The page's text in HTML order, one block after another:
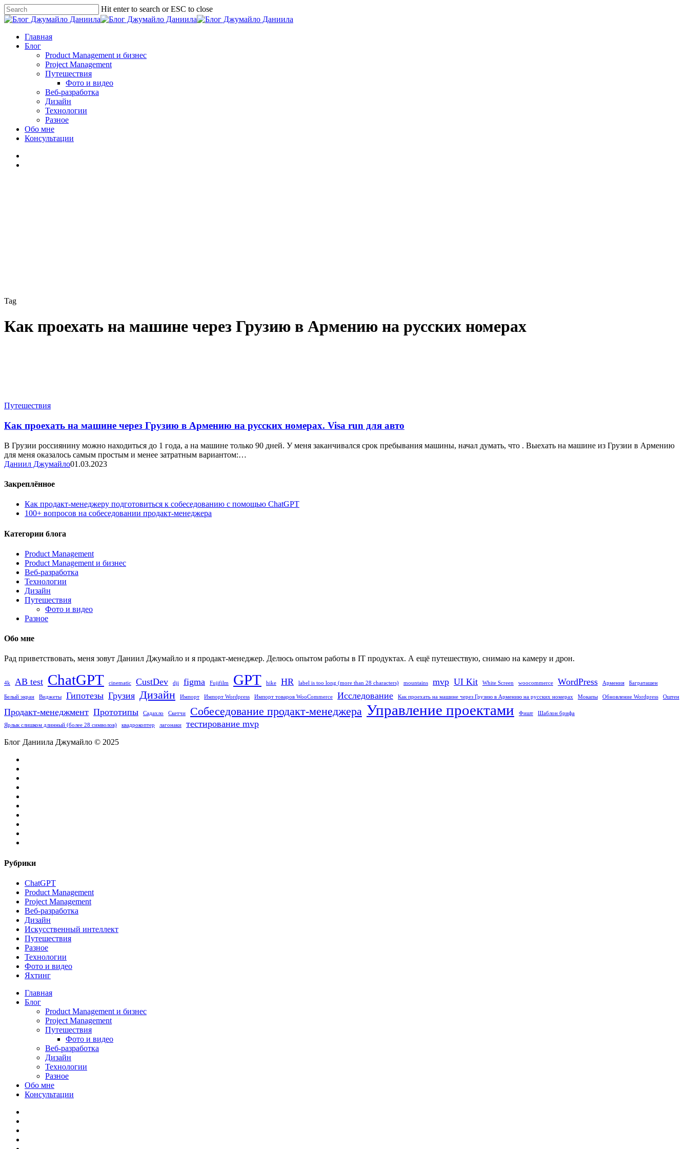
Skip
to
content
Hit enter to search or ESC to close
Close
search
Menu
Главная
Блог
Product Management и бизнес
Project Management
Путешествия
Фото и видео
Веб-разработка
Дизайн
Технологии
Разное
Обо мне
Консультации
Tag
Как проехать на машине через Грузию в Армению на русских номерах
Как
на
машине
через
Грузию
в
Армению
русских
Visa
авто
Путешествия
Как проехать на машине через Грузию в Армению на русских номерах. Visa run для авто
В Грузии россиянину можно находиться до 1 года, а на машине только 90 дней. У меня заканчивался срок пребывания машины, начал думать, что . Выехать на машине из Грузии в Армению
для меня оказалось самым простым и менее затратным вариантом:…
Даниил Джумайло01.03.2023
Закреплённое
Как продакт-менеджеру подготовиться к собеседованию с помощью ChatGPT
100+ вопросов на собеседовании продакт-менеджера
Категории блога
Product Management
Product Management и бизнес
Веб-разработка
Технологии
Дизайн
Путешествия
Фото и видео
Разное
Обо мне
Рад приветствовать, меня зовут Даниил Джумайло и я продакт-менеджер. Делюсь опытом работы в IT продуктах. А ещё путешествую, снимаю на камеру и дрон.
4k AB test ChatGPT cinematic CustDev dji figma Fujifilm GPT hike HR label is too long (more than 28 characters) mountains mvp UI Kit White Screen woocommerce WordPress Армения Баграташен
Белый экран Виджеты Гипотезы Грузия Дизайн Импорт Импорт Wordpress Импорт товаров WooCommerce Исследование Как проехать на машине через Грузию в Армению на русских номерах Мокапы Обновление Wordpress Оштен
Продакт-менеджмент Прототипы Садахло Скетчи Собеседование продакт-менеджера Управление проектами Фишт Шаблон брифа
Ярлык ‎слишком длинный (более 28 символов) квадрокоптер лагонаки тестирование mvp
Блог Даниила Джумайло © 2025
Рубрики
ChatGPT
Product Management
Project Management
Веб-разработка
Дизайн
Искусственный интеллект
Путешествия
Разное
Технологии
Фото и видео
Яхтинг
Close
Menu
Главная
Блог
Product Management и бизнес
Project Management
Путешествия
Фото и видео
Веб-разработка
Дизайн
Технологии
Разное
Обо мне
Консультации